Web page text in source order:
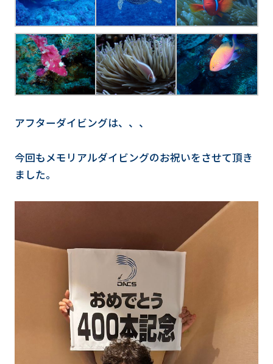
アフターダイビングは、、、
今回もメモリアルダイビングのお祝いをさせて頂き
ました。